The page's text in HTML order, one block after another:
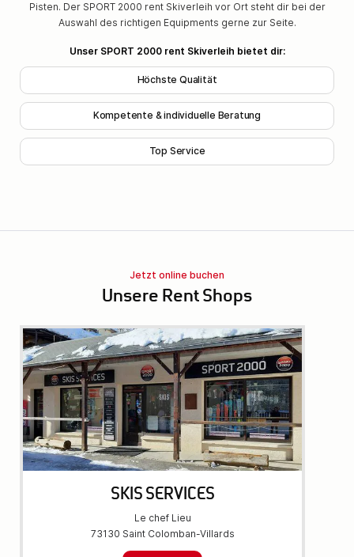
Pisten. Der SPORT 2000 rent Skiverleih vor Ort steht dir bei der
Auswahl des richtigen Equipments gerne zur Seite.
Unser SPORT 2000 rent Skiverleih bietet dir:
Höchste Qualität
Kompetente & individuelle Beratung
Top Service
Jetzt online buchen
Unsere Rent Shops
SKIS SERVICES
Le chef Lieu
73130 Saint Colomban-Villards